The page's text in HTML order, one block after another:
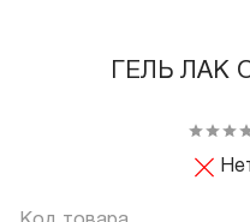
ГЕЛЬ ЛАК